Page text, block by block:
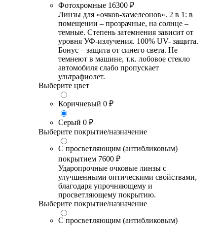
Фотохромные 16300 ₽
Линзы для «очков-хамелеонов». 2 в 1: в
помещении – прозрачные, на солнце –
темные. Степень затемнения зависит от
уровня УФ-излучения. 100% UV- защита.
Бонус – защита от синего света. Не
темнеют в машине, т.к. лобовое стекло
автомобиля слабо пропускает
ультрафиолет.
Выберите цвет
Коричневый 0 ₽
Серый 0 ₽
Выберите покрытие/назначение
С просветляющим (антибликовым)
покрытием 7600 ₽
Ударопрочные очковые линзы с
улучшенными оптическими свойствами,
благодаря упрочняющему и
просветляющему покрытию.
Выберите покрытие/назначение
С просветляющим (антибликовым)